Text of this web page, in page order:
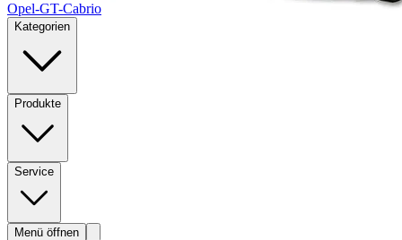
Opel-GT-Cabrio
Kategorien
Produkte
Service
Menü öffnen